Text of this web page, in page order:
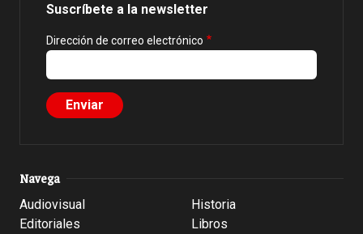
Suscríbete a la newsletter
Dirección de correo electrónico
Navega
Audiovisual
Editoriales
Historia
Libros